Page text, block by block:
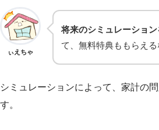
ぃえちゃ
将来のシミュレーショ
て、無料特典ももらえる
シミュレーションによって、家計の
す。